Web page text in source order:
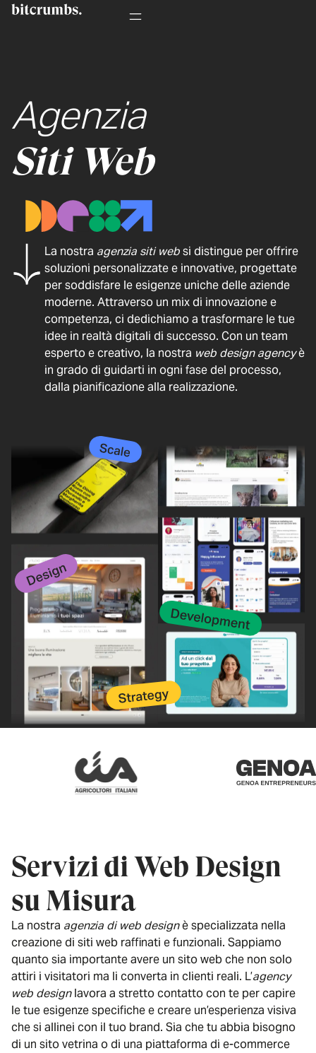
Agenzia
Siti Web
La nostra agenzia siti websi distingue per offrire
soluzioni personalizzate e innovative, progettate
per soddisfare le esigenze uniche delle aziende
moderne. Attraverso un mix di innovazione e
competenza, ci dedichiamo a trasformare le tue
idee in realtà digitali di successo. Con un team
esperto e creativo, la nostra web design agencyè
in grado di guidarti in ogni fase del processo,
dalla pianificazione alla realizzazione.
Servizi di Web Design
su Misura
La nostra agenzia di web designè specializzata nella
creazione di siti web raffinati e funzionali. Sappiamo
quanto sia importante avere un sito web che non solo
attiri i visitatori ma li converta in clienti reali. L’agency
web designlavora a stretto contatto con te per capire
le tue esigenze specifiche e creare un’esperienza visiva
che si allinei con il tuo brand. Sia che tu abbia bisogno
di un sito vetrina o di una piattaforma di e-commerce